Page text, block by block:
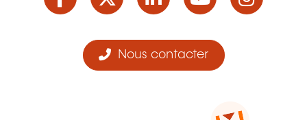
Nous contacter